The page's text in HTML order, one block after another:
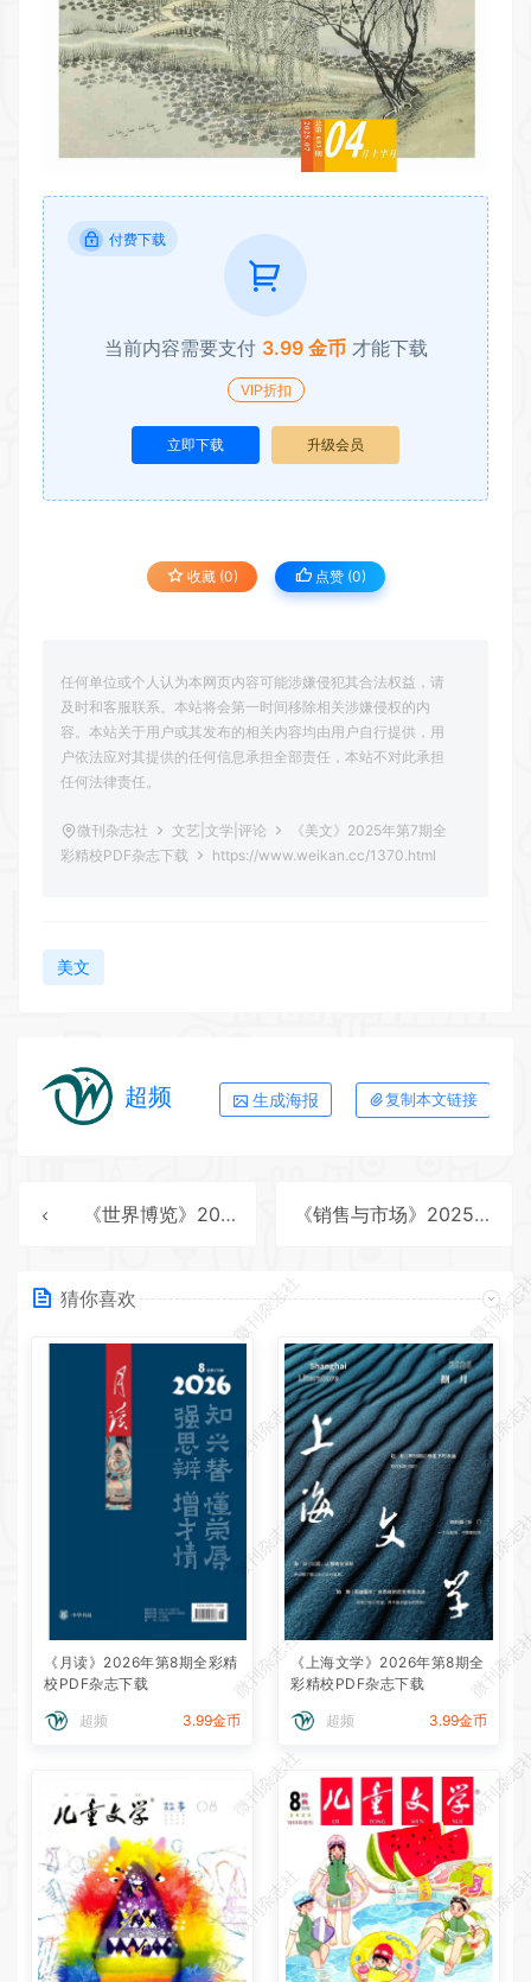
付费下载
当前内容需要支付 3.99 金币 才能下载
VIP折扣
立即下载 升级会员
收藏 (0) 点赞 (0)
任何单位或个人认为本网页内容可能涉嫌侵犯其合法权益，请
及时和客服联系。本站将会第一时间移除相关涉嫌侵权的内
容。本站关于用户或其发布的相关内容均由用户自行提供，用
户依法应对其提供的任何信息承担全部责任，本站不对此承担
任何法律责任。
微刊杂志社 文艺|文学|评论
《美文》2025年第7期全
彩精校PDF杂志下载
https://www.weikan.cc/1370.html
美文
超频 生成海报 复制本文链接
《世界博览》2025年第7期全彩精校PDF杂志下载 《销售与市场》2025年第4期全彩精校PDF杂志下载
猜你喜欢
《月读》2026年第8期全彩精
校PDF杂志下载
超频 3.99金币
《上海文学》2026年第8期全
彩精校PDF杂志下载
超频 3.99金币
微刊杂志社 微刊杂
微刊杂志社
微刊杂
微刊杂志社
微刊杂
微刊杂志社
微刊杂
微刊杂志社
微刊杂
微刊杂志社
微刊杂